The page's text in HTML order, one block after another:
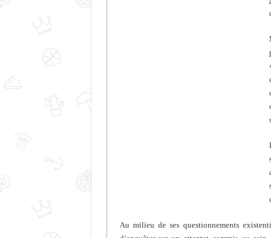
Au milieu de ses questionnements